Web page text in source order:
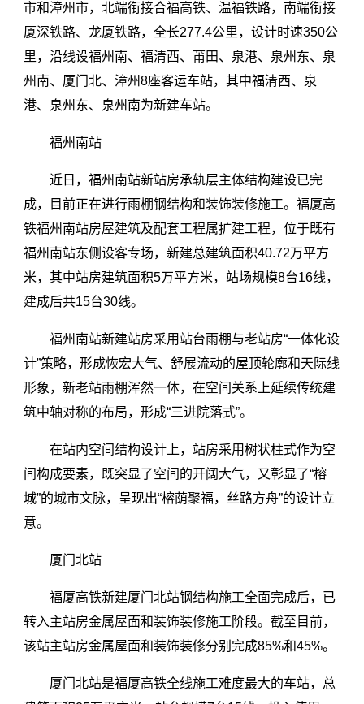
市和漳州市，北端衔接合福高铁、温福铁路，南端衔接
厦深铁路、龙厦铁路，全长277.4公里，设计时速350公
里，沿线设福州南、福清西、莆田、泉港、泉州东、泉
州南、厦门北、漳州8座客运车站，其中福清西、泉
港、泉州东、泉州南为新建车站。
福州南站
近日，福州南站新站房承轨层主体结构建设已完
成，目前正在进行雨棚钢结构和装饰装修施工。福厦高
铁福州南站房屋建筑及配套工程属扩建工程，位于既有
福州南站东侧设客专场，新建总建筑面积40.72万平方
米，其中站房建筑面积5万平方米，站场规模8台16线，
建成后共15台30线。
福州南站新建站房采用站台雨棚与老站房“一体化设
计”策略，形成恢宏大气、舒展流动的屋顶轮廓和天际线
形象，新老站雨棚浑然一体，在空间关系上延续传统建
筑中轴对称的布局，形成“三进院落式”。
在站内空间结构设计上，站房采用树状柱式作为空
间构成要素，既突显了空间的开阔大气，又彰显了“榕
城”的城市文脉，呈现出“榕荫聚福，丝路方舟”的设计立
意。
厦门北站
福厦高铁新建厦门北站钢结构施工全面完成后，已
转入主站房金属屋面和装饰装修施工阶段。截至目前，
该站主站房金属屋面和装饰装修分别完成85%和45%。
厦门北站是福厦高铁全线施工难度最大的车站，总